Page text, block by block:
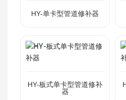
HY-单卡型管道修补器
HY-板式单卡型管道修补
器